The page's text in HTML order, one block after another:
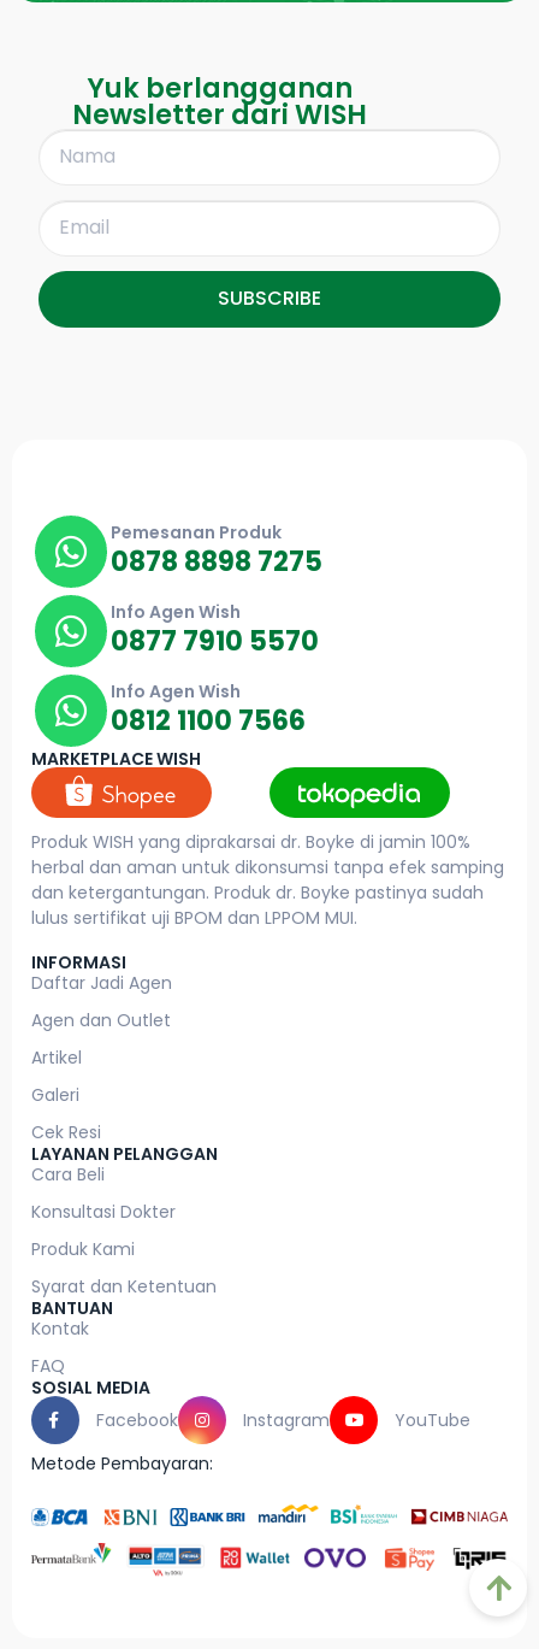
Yuk berlangganan
Newsletter dari WISH
SUBSCRIBE
0878 8898 7275
Pemesanan Produk
0877 7910 5570
Info Agen Wish
0812 1100 7566
Info Agen Wish
MARKETPLACE WISH
Produk WISH yang diprakarsai dr. Boyke di jamin 100%
herbal dan aman untuk dikonsumsi tanpa efek samping
dan ketergantungan. Produk dr. Boyke pastinya sudah
lulus sertifikat uji BPOM dan LPPOM MUI.
INFORMASI
Daftar Jadi Agen
Agen dan Outlet
Artikel
Galeri
Cek Resi
LAYANAN PELANGGAN
Cara Beli
Konsultasi Dokter
Produk Kami
Syarat dan Ketentuan
BANTUAN
Kontak
FAQ
SOSIAL MEDIA
Facebook
Instagram
YouTube
Metode Pembayaran: